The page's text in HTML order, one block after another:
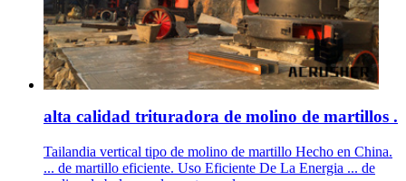
alta calidad trituradora de molino de martillos .
Tailandia vertical tipo de molino de martillo Hecho en China.
... de martillo eficiente. Uso Eficiente De La Energia ... de